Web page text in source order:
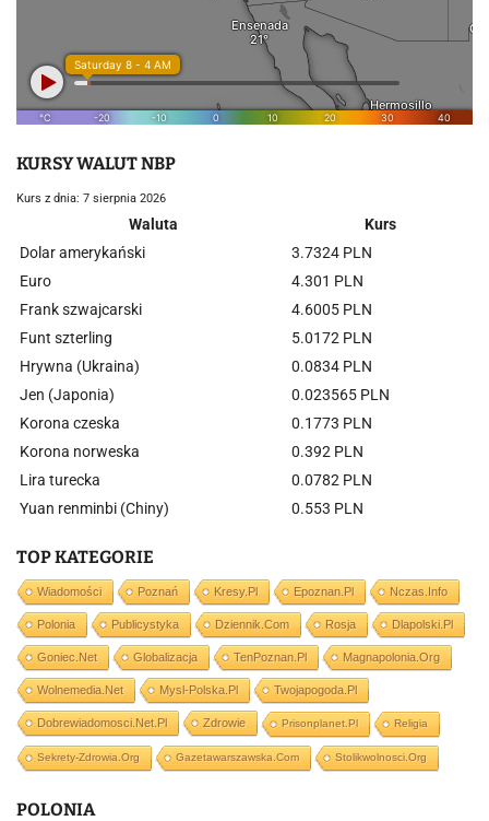
KURSY WALUT NBP
Kurs z dnia: 7 sierpnia 2026
Waluta
Kurs
Dolar amerykański
3.7324 PLN
Euro
4.301 PLN
Frank szwajcarski
4.6005 PLN
Funt szterling
5.0172 PLN
Hrywna (Ukraina)
0.0834 PLN
Jen (Japonia)
0.023565 PLN
Korona czeska
0.1773 PLN
Korona norweska
0.392 PLN
Lira turecka
0.0782 PLN
Yuan renminbi (Chiny)
0.553 PLN
TOP KATEGORIE
Wiadomości Poznań Kresy.pl Epoznan.pl Nczas.info
Polonia Publicystyka Dziennik.com Rosja Dlapolski.pl
Goniec.net Globalizacja TenPoznan.pl Magnapolonia.org
Wolnemedia.net Mysl-Polska.pl Twojapogoda.pl
Dobrewiadomosci.net.pl Zdrowie Prisonplanet.pl Religia
Sekrety-Zdrowia.org Gazetawarszawska.com Stolikwolnosci.org
POLONIA